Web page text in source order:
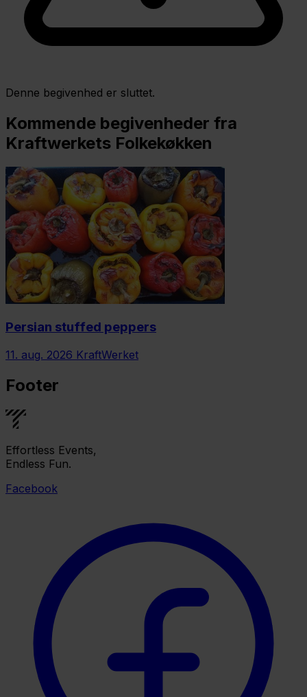
Denne begivenhed er sluttet.
Kommende begivenheder fra
Kraftwerkets Folkekøkken
Persian stuffed peppers
11. aug. 2026 KraftWerket
Footer
Effortless Events,
Endless Fun.
Facebook